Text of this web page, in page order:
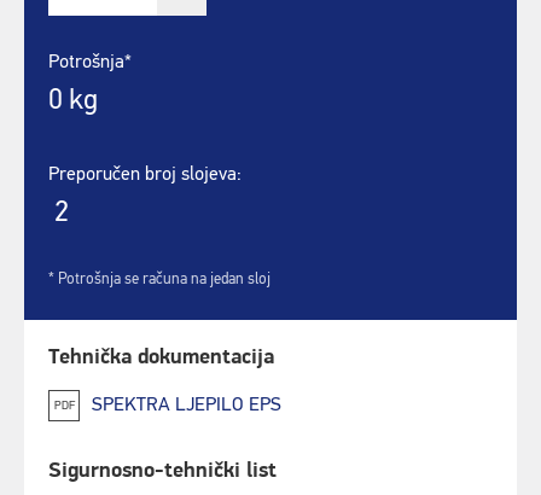
Potrošnja*
0 kg
Preporučen broj slojeva:
2
* Potrošnja se računa na jedan sloj
Tehnička dokumentacija
PDF SPEKTRA LJEPILO EPS
Sigurnosno-tehnički list